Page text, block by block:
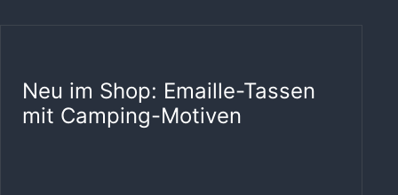
Neu im Shop: Emaille-Tassen
mit Camping-Motiven